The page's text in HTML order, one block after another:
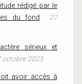
rédigé par le
du fond
27
sérieux et
octobre 2023
avoir accès à